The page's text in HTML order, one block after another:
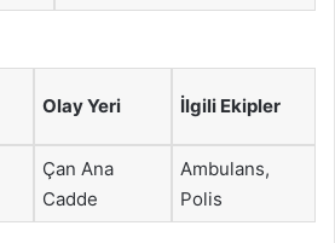
Olay Yeri İlgili Ekipler
Çan Ana
Cadde
Ambulans,
Polis